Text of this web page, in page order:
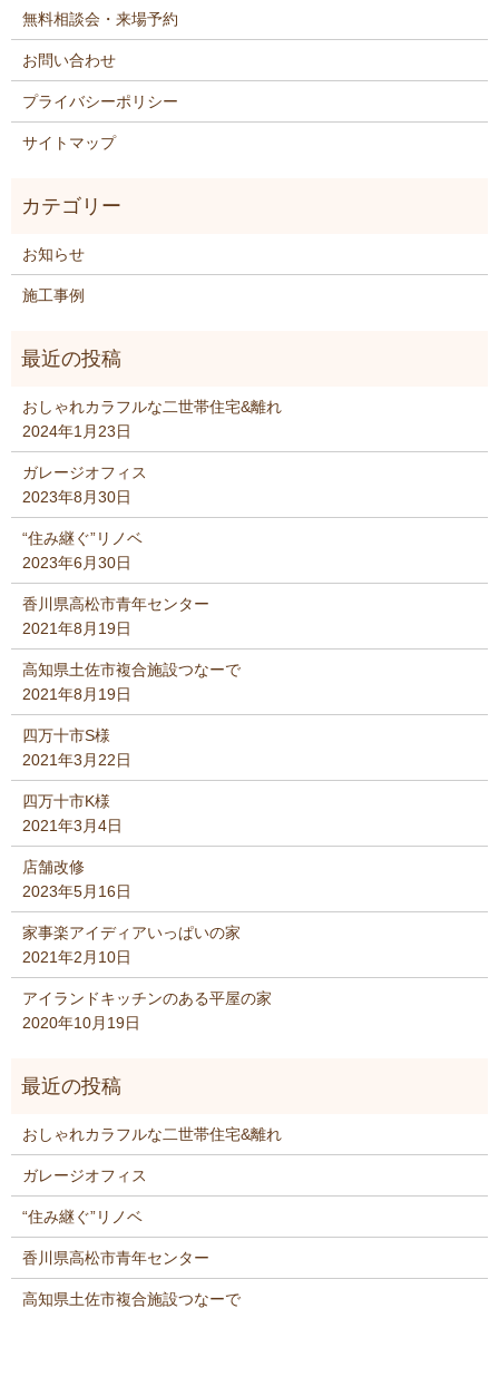
無料相談会・来場予約
お問い合わせ
プライバシーポリシー
サイトマップ
お知らせ
施工事例
おしゃれカラフルな二世帯住宅&離れ
2024年1月23日
ガレージオフィス
2023年8月30日
“住み継ぐ”リノベ
2023年6月30日
香川県高松市青年センター
2021年8月19日
高知県土佐市複合施設つなーで
2021年8月19日
四万十市S様
2021年3月22日
四万十市K様
2021年3月4日
店舗改修
2023年5月16日
家事楽アイディアいっぱいの家
2021年2月10日
アイランドキッチンのある平屋の家
2020年10月19日
おしゃれカラフルな二世帯住宅&離れ
ガレージオフィス
“住み継ぐ”リノベ
香川県高松市青年センター
高知県土佐市複合施設つなーで